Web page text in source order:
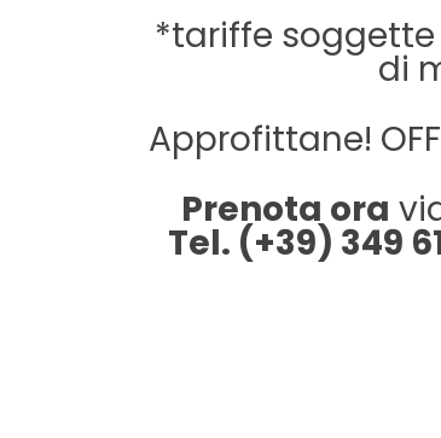
*tariffe
di
Approfittane!
Prenota ora
Tel. (+39) 349